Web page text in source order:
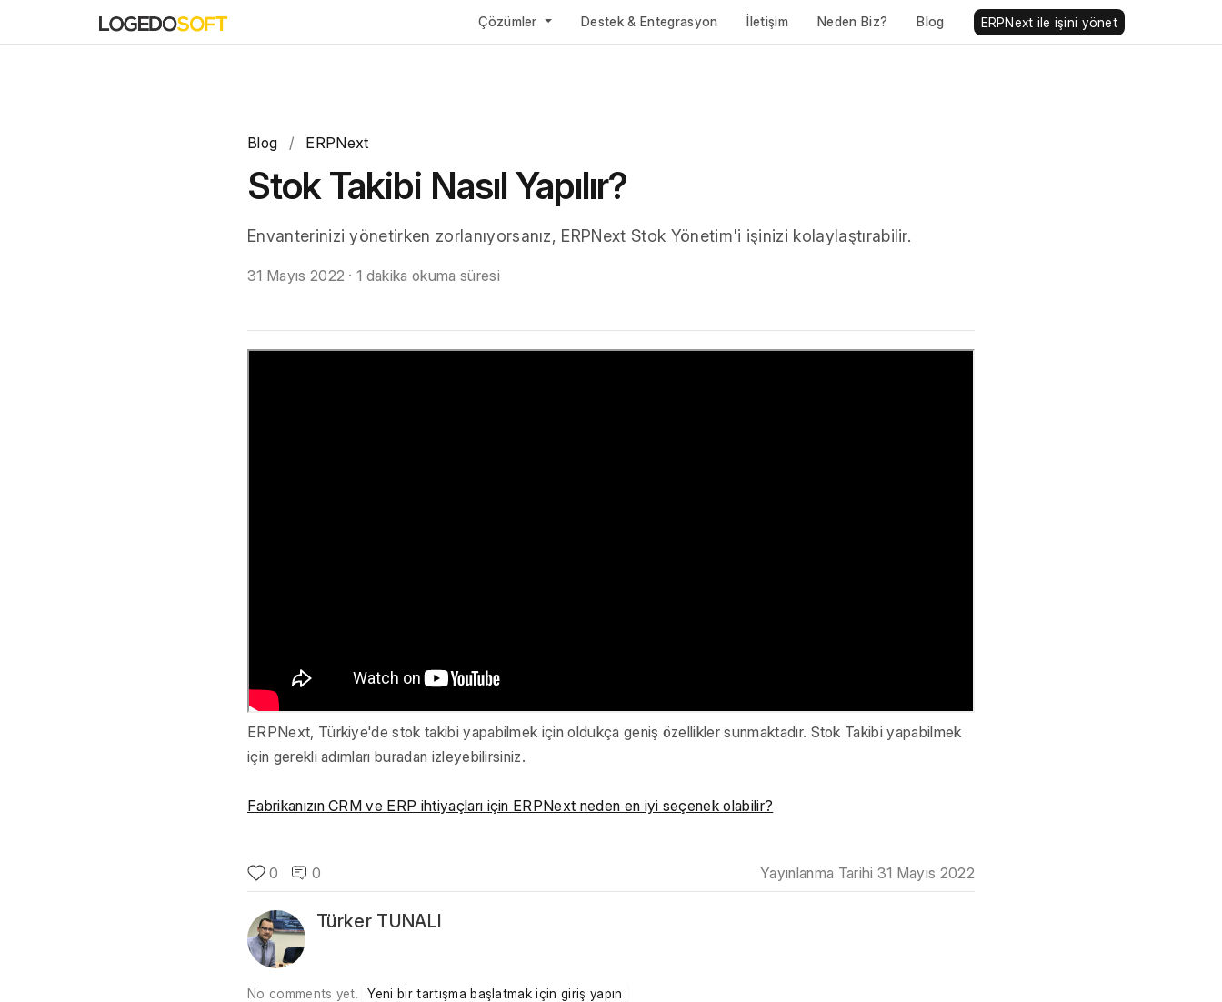
Çözümler Destek & Entegrasyon İletişim Neden Biz? Blog ERPNext ile işini yönet
Blog / ERPNext
Stok Takibi Nasıl Yapılır?
Envanterinizi yönetirken zorlanıyorsanız, ERPNext Stok Yönetim'i işinizi kolaylaştırabilir.
31 Mayıs 2022 ·1 dakika okuma süresi
ERPNext, Türkiye'de stok takibi yapabilmek için oldukça geniş özellikler sunmaktadır. Stok Takibi yapabilmek
için gerekli adımları buradan izleyebilirsiniz.
Fabrikanızın CRM ve ERP ihtiyaçları için ERPNext neden en iyi seçenek olabilir?
0 0 Yayınlanma Tarihi 31 Mayıs 2022
Türker TUNALI
No comments yet. Yeni bir tartışma başlatmak için giriş yapın